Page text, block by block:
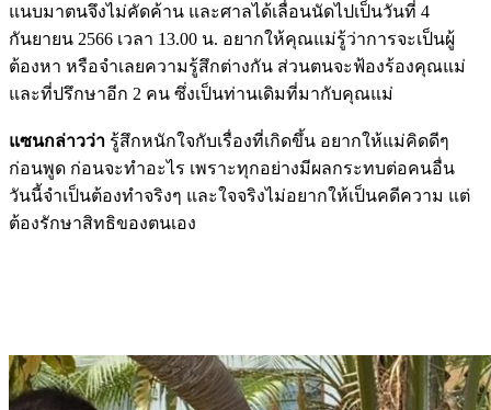
แนบมาตนจึงไม่คัดค้าน และศาลได้เลื่อนนัดไปเป็นวันที่ 4
กันยายน 2566 เวลา 13.00 น. อยากให้คุณแม่รู้ว่าการจะเป็นผู้
ต้องหา หรือจำเลยความรู้สึกต่างกัน ส่วนตนจะฟ้องร้องคุณแม่
และที่ปรึกษาอีก 2 คน ซึ่งเป็นท่านเดิมที่มากับคุณแม่
แซนกล่าวว่า รู้สึกหนักใจกับเรื่องที่เกิดขึ้น อยากให้แม่คิดดีๆ
ก่อนพูด ก่อนจะทำอะไร เพราะทุกอย่างมีผลกระทบต่อคนอื่น
วันนี้จำเป็นต้องทำจริงๆ และใจจริงไม่อยากให้เป็นคดีความ แต่
ต้องรักษาสิทธิของตนเอง